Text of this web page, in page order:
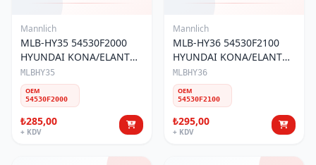
Mannlich
MLB-HY35 54530F2000
HYUNDAI KONA/ELANTRA
2016-20 ROTİL ÖN SOL
ALT
MLBHY35
OEM
54530F2000
₺285,00
+ KDV
Mannlich
MLB-HY36 54530F2100
HYUNDAI KONA/ELANTRA
2016-20 ROTİL ÖN SAĞ
ALT
MLBHY36
OEM
54530F2100
₺295,00
+ KDV